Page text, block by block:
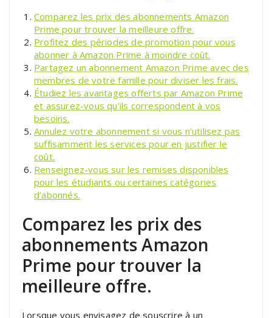
Comparez les prix des abonnements Amazon
Prime pour trouver la meilleure offre.
Profitez des périodes de promotion pour vous
abonner à Amazon Prime à moindre coût.
Partagez un abonnement Amazon Prime avec des
membres de votre famille pour diviser les frais.
Étudiez les avantages offerts par Amazon Prime
et assurez-vous qu’ils correspondent à vos
besoins.
Annulez votre abonnement si vous n’utilisez pas
suffisamment les services pour en justifier le
coût.
Renseignez-vous sur les remises disponibles
pour les étudiants ou certaines catégories
d’abonnés.
Comparez les prix des
abonnements Amazon
Prime pour trouver la
meilleure offre.
Lorsque vous envisagez de souscrire à un